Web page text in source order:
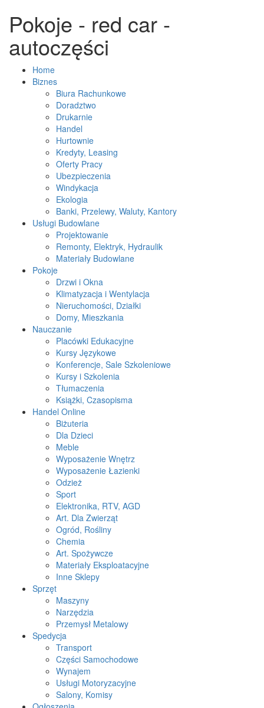
Pokoje - red car -
autoczęści
Home
Biznes
Biura Rachunkowe
Doradztwo
Drukarnie
Handel
Hurtownie
Kredyty, Leasing
Oferty Pracy
Ubezpieczenia
Windykacja
Ekologia
Banki, Przelewy, Waluty, Kantory
Usługi Budowlane
Projektowanie
Remonty, Elektryk, Hydraulik
Materiały Budowlane
Pokoje
Drzwi i Okna
Klimatyzacja i Wentylacja
Nieruchomości, Działki
Domy, Mieszkania
Nauczanie
Placówki Edukacyjne
Kursy Językowe
Konferencje, Sale Szkoleniowe
Kursy i Szkolenia
Tłumaczenia
Książki, Czasopisma
Handel Online
Biżuteria
Dla Dzieci
Meble
Wyposażenie Wnętrz
Wyposażenie Łazienki
Odzież
Sport
Elektronika, RTV, AGD
Art. Dla Zwierząt
Ogród, Rośliny
Chemia
Art. Spożywcze
Materiały Eksploatacyjne
Inne Sklepy
Sprzęt
Maszyny
Narzędzia
Przemysł Metalowy
Spedycja
Transport
Części Samochodowe
Wynajem
Usługi Motoryzacyjne
Salony, Komisy